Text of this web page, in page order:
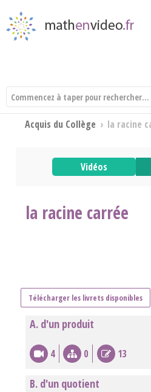
Acquis du Collège › la racine
Vidéos
la racine carrée
Télécharger les livrets disponibles
A. d'un produit
4 0 13
B. d'un quotient